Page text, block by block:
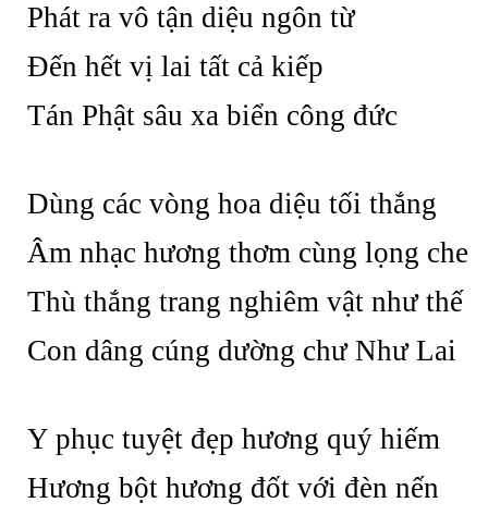
Phát ra vô tận diệu ngôn từ
Đến hết vị lai tất cả kiếp
Tán Phật sâu xa biển công đức
Dùng các vòng hoa diệu tối thắng
Âm nhạc hương thơm cùng lọng che
Thù thắng trang nghiêm vật như thế
Con dâng cúng dường chư Như Lai
Y phục tuyệt đẹp hương quý hiếm
Hương bột hương đốt với đèn nến